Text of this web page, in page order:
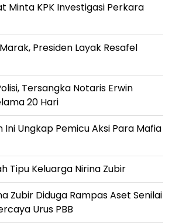
Minta KPK Investigasi Perkara
Presiden Layak Resafel
Tersangka Notaris Erwin
20 Hari
Ungkap Pemicu Aksi Para Mafia
Tipu Keluarga Nirina Zubir
Zubir Diduga Rampas Aset Senilai
Urus PBB